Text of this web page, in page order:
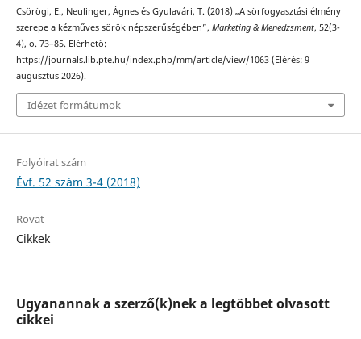
Csörögi, E., Neulinger, Ágnes és Gyulavári, T. (2018) „A sörfogyasztási élmény
szerepe a kézműves sörök népszerűségében”, Marketing & Menedzsment, 52(3-
4), o. 73–85. Elérhető:
https://journals.lib.pte.hu/index.php/mm/article/view/1063 (Elérés: 9
augusztus 2026).
Idézet formátumok
Folyóirat szám
Évf. 52 szám 3-4 (2018)
Rovat
Cikkek
Ugyanannak a szerző(k)nek a legtöbbet olvasott
cikkei